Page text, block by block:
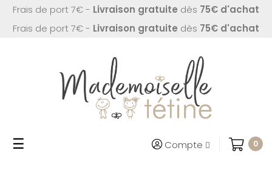
Frais de port 7€ - Livraison gratuite dès 75€ d'achat
Frais de port 7€ - Livraison gratuite dès 75€ d'achat
Basculer
☰ Compte 0